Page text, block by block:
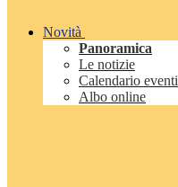
Novità
Panoramica
Le notizie
Calendario eventi
Albo online